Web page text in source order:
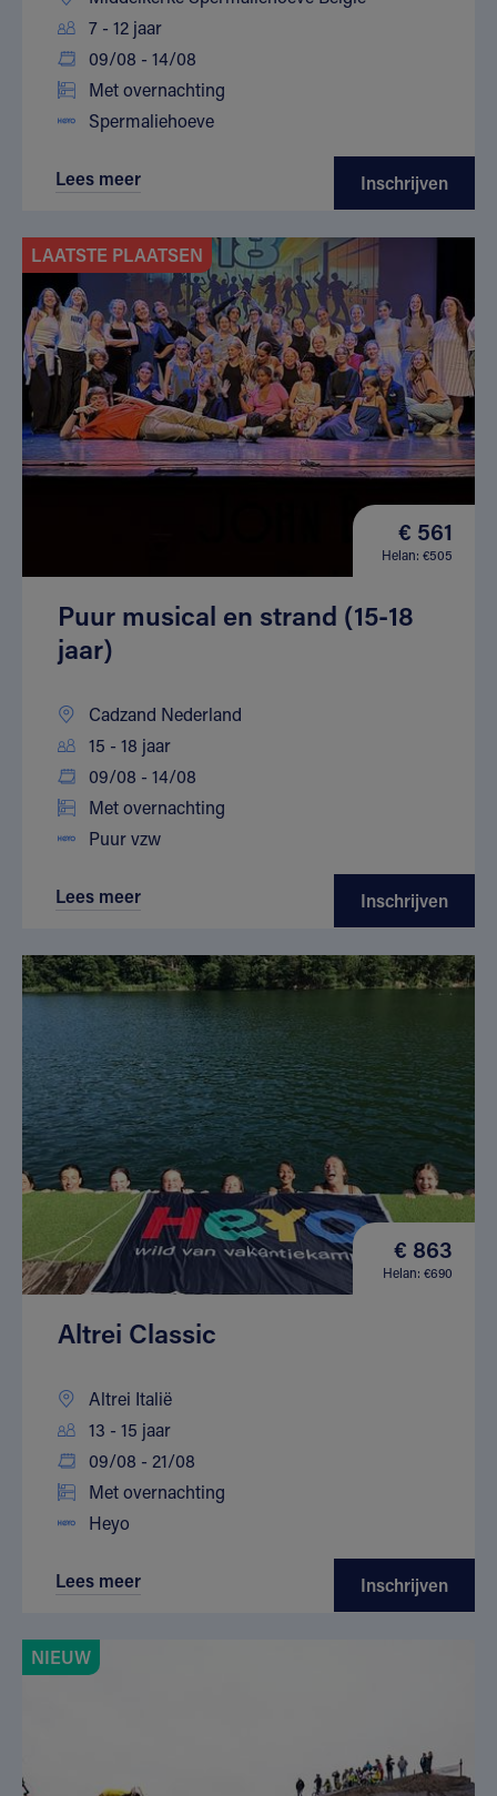
7 - 12 jaar
09/08 - 14/08
Met overnachting
Spermaliehoeve
Lees meer Inschrijven
LAATSTE PLAATSEN
€ 561
Helan: €505
Puur musical en strand (15-18
jaar)
Cadzand Nederland
15 - 18 jaar
09/08 - 14/08
Met overnachting
Puur vzw
Lees meer Inschrijven
€ 863
Helan: €690
Altrei Classic
Altrei Italië
13 - 15 jaar
09/08 - 21/08
Met overnachting
Heyo
Lees meer Inschrijven
NIEUW